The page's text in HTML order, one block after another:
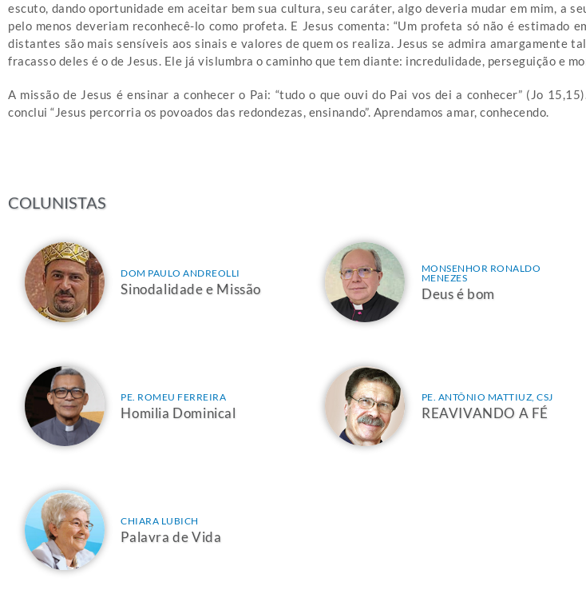
escuto, dando oportunidade em aceitar bem sua cultura, seu caráter, algo deveria mudar em mim, a
pelo menos deveriam reconhecê-lo como profeta. E Jesus comenta: “Um profeta só não é estimado
distantes são mais sensíveis aos sinais e valores de quem os realiza. Jesus se admira amargamente
fracasso deles é o de Jesus. Ele já vislumbra o caminho que tem diante: incredulidade, perseguição e
A missão de Jesus é ensinar a conhecer o Pai: “tudo o que ouvi do Pai vos dei a conhecer” (Jo
conclui “Jesus percorria os povoados das redondezas, ensinando”. Aprendamos amar, conhecendo.
COLUNISTAS
DOM PAULO ANDREOLLI
Sinodalidade e Missão
MONSENHOR RONALDO
MENEZES
Deus é bom
PE. ROMEU FERREIRA
Homilia Dominical
PE. ANTÔNIO MATTIUZ, CSJ
REAVIVANDO A FÉ
CHIARA LUBICH
Palavra de Vida